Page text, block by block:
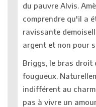
du pauvre Alvis.
comprendre qu'il a
ravissante
argent et non pour
Briggs, le bras droit
fougueux.
indifférent au
pas à vivre un